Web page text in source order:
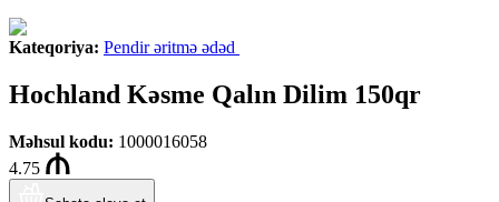
Kateqoriya: Pendir əritmə ədəd
Hochland Kəsme Qalın Dilim 150qr
Məhsul kodu: 1000016058
4.75